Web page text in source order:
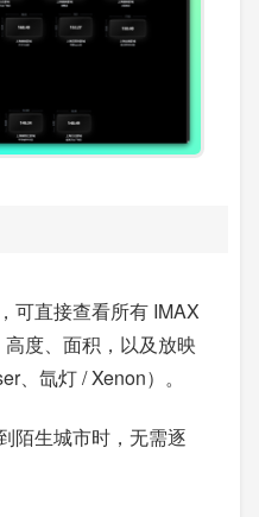
可直接查看所有 IMAX
度、面积，以及放映
、氙灯 / Xenon）。
陌生城市时，无需逐